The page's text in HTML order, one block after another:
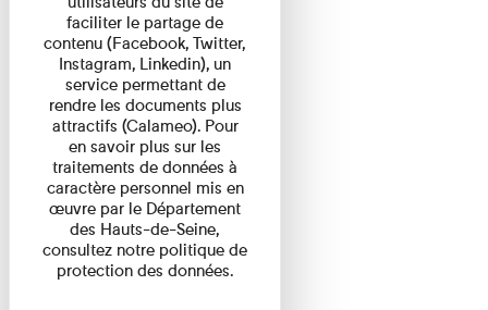
faciliter le partage de
contenu (Facebook, Twitter,
Instagram, Linkedin), un
service permettant de
rendre les documents plus
attractifs (Calameo). Pour
en savoir plus sur les
traitements de données à
caractère personnel mis en
œuvre par le Département
des Hauts-de-Seine,
consultez notre politique de
protection des données.